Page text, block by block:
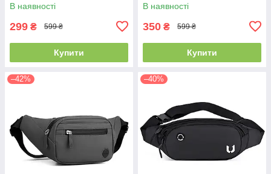
В наявності
299 ₴ 599 ₴
Купити
В наявності
350 ₴ 599 ₴
Купити
–42% –40%